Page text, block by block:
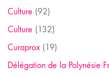
Culture (92)
Culture (132)
Curaprox (19)
Délégation de la Polynésie